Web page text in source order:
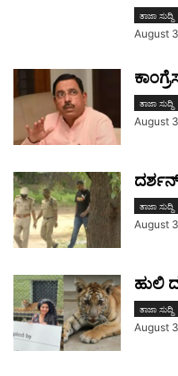
ತಾಜಾ ಸುದ್ದಿ
August
ತಾಜಾ ಸುದ್ದಿ
August
ತಾಜಾ ಸುದ್ದಿ
August
ಹುಲಿ
ತಾಜಾ ಸುದ್ದಿ
August